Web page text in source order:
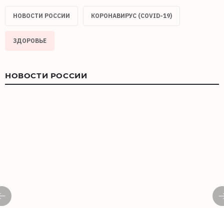
НОВОСТИ РОССИИ КОРОНАВИРУС (COVID-19)
ЗДОРОВЬЕ
НОВОСТИ РОССИИ